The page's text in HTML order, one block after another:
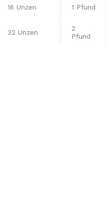
16 Unzen 1 Pfund
32 Unzen
2
Pfund